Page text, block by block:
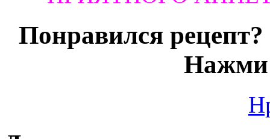
Понравился
Нажми